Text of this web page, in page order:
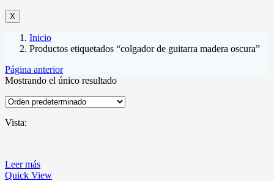
X
Inicio
Productos etiquetados “colgador de guitarra madera oscura”
Página anterior
Mostrando el único resultado
Vista:
Leer más
Quick View